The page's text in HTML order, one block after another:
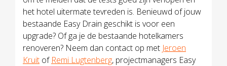
het hotel uitermate tevreden is. Benieuwd of jouw
bestaande Easy Drain geschikt is voor een
upgrade? Of ga je de bestaande hotelkamers
renoveren? Neem dan contact op met Jeroen
Kruit of Remi Lugtenberg, projectmanagers Easy